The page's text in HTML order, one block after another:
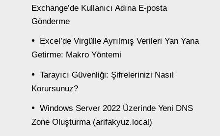
Exchange’de Kullanıcı Adına E-posta
Gönderme
Excel’de Virgülle Ayrılmış Verileri Yan Yana
Getirme: Makro Yöntemi
Tarayıcı Güvenliği: Şifrelerinizi Nasıl
Korursunuz?
Windows Server 2022 Üzerinde Yeni DNS
Zone Oluşturma (arifakyuz.local)